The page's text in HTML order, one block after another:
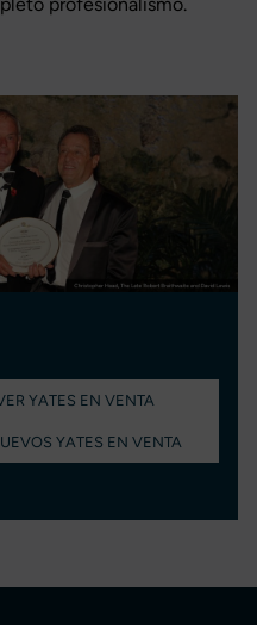
YATES EN VENTA
YATES EN VENTA